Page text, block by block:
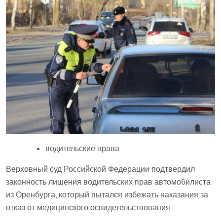
водительские права
Верховный суд Российской Федерации подтвердил
законность лишения водительских прав автомобилиста
из Оренбурга, который пытался избежать наказания за
отказ от медицинского освидетельствования.